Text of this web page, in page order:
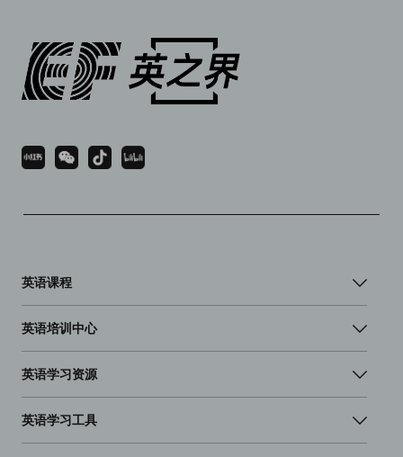
英语课程
英语培训中心
英语学习资源
英语学习工具